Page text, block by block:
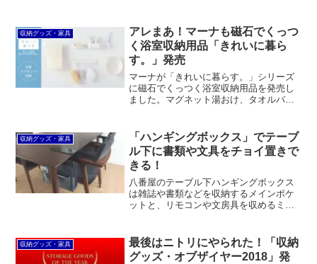
ポレーション書院の書院シリーズがその
代役を担っているようです。...
収納グッズ・家具
アレまあ！マーナも磁石でくっつ
く浴室収納用品「きれいに暮ら
す。」発売
マーナが「きれいに暮らす。」シリーズ
に磁石でくっつく浴室収納用品を発売し
ました。マグネット湯おけ、タオルバ
す。バスルームのトータルコーディネー
トができるのはメリットだと思います。
収納グッズ・家具
「ハンギングボックス」でテーブ
ル下に書類や文具をチョイ置きで
きる！
八番屋のテーブル下ハンギングボックス
は雑誌や書類などを収納するメインポケ
ットと、リモコンや文房具を収めるミニ
ザインもシンプルで、省スペースだし、
どこで使っても見た目を損ないません。
収納グッズ・家具
最後はニトリにやられた！「収納
グッズ・オブザイヤー2018」発